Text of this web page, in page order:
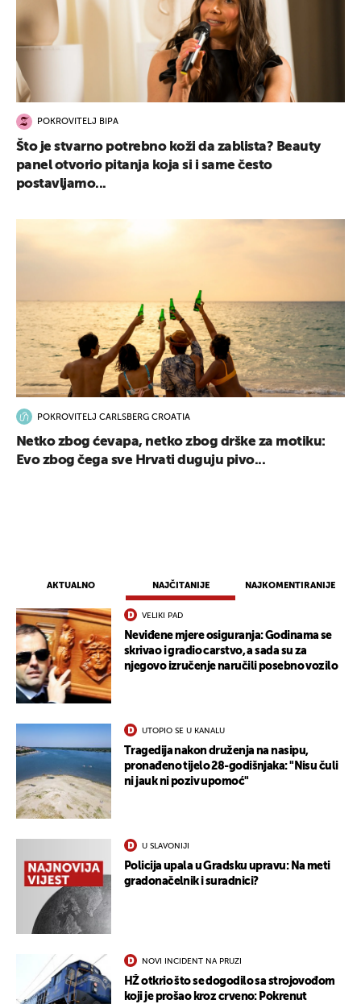
AKTUALNO NAJČITANIJE NAJKOMENTIRANIJE
VELIKI PAD
Neviđene mjere osiguranja: Godinama se
skrivao i gradio carstvo, a sada su za
njegovo izručenje naručili posebno vozilo
UTOPIO SE U KANALU
Tragedija nakon druženja na nasipu,
pronađeno tijelo 28-godišnjaka: "Nisu čuli
ni jauk ni poziv upomoć"
U SLAVONIJI
Policija upala u Gradsku upravu: Na meti
gradonačelnik i suradnici?
NOVI INCIDENT NA PRUZI
HŽ otkrio što se dogodilo sa strojovođom
koji je prošao kroz crveno: Pokrenut
POKROVITELJ BIPA
Što je stvarno potrebno koži da zablista? Beauty
panel otvorio pitanja koja si i same često
postavljamo...
POKROVITELJ CARLSBERG CROATIA
Netko zbog ćevapa, netko zbog drške za motiku:
Evo zbog čega sve Hrvati duguju pivo...